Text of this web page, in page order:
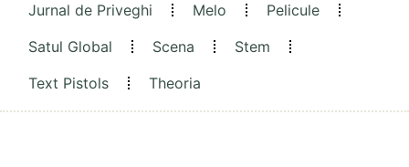
Jurnal de Priveghi
Melo
Pelicule
Satul Global
Scena
Stem
Text Pistols
Theoria